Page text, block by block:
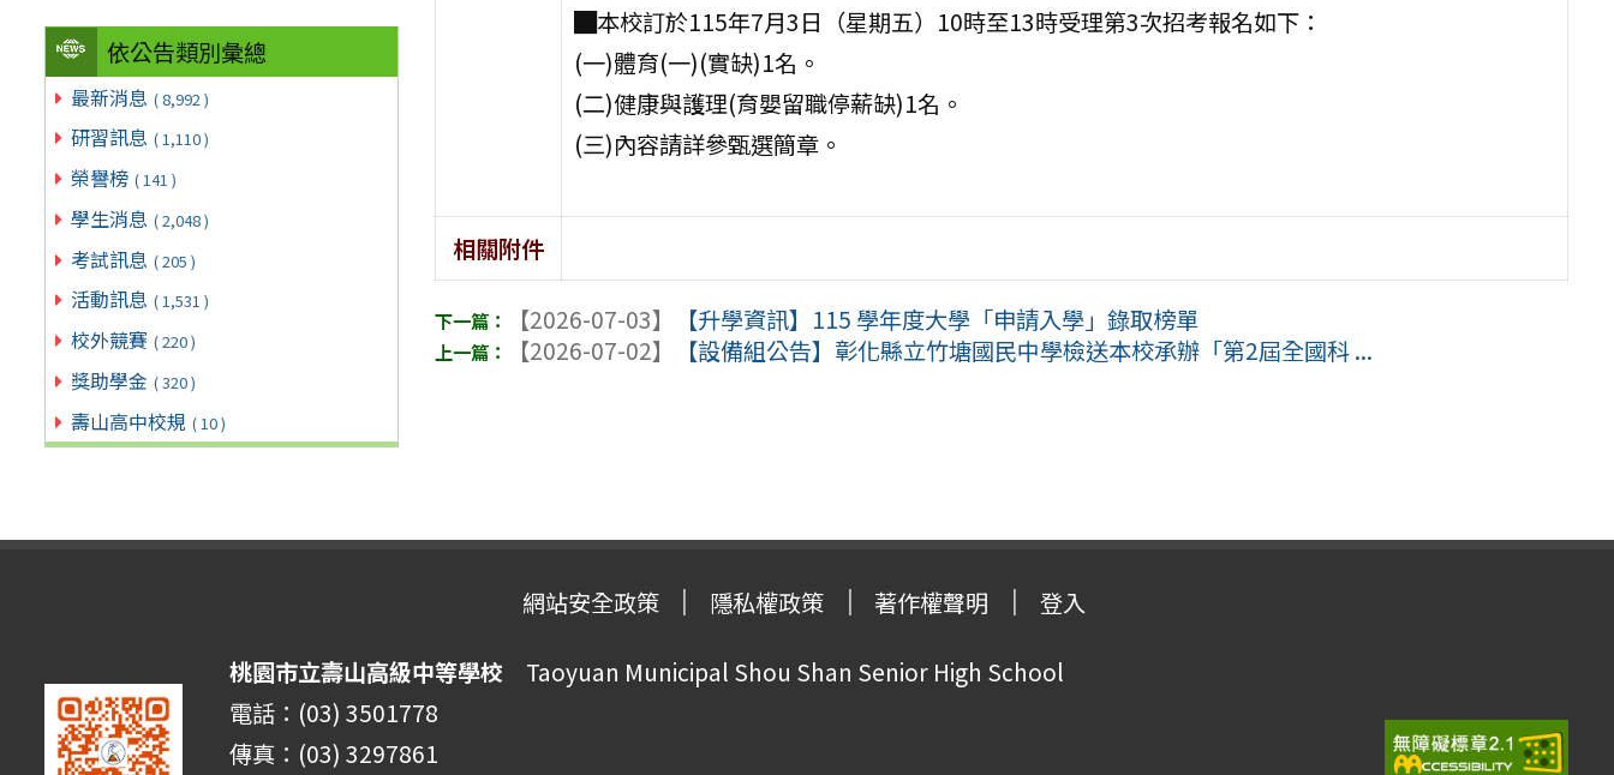
依公告類別彙總
最新消息 ( 8,992 )
研習訊息 ( 1,110 )
榮譽榜 ( 141 )
學生消息 ( 2,048 )
考試訊息 ( 205 )
活動訊息 ( 1,531 )
校外競賽 ( 220 )
獎助學金 ( 320 )
壽山高中校規 ( 10 )
█本校訂於115年7月3日（星期五）10時至13時受理第3次招考報名如下：
(一)體育(一)(實缺)1名。
(二)健康與護理(育嬰留職停薪缺)1名。
(三)內容請詳參甄選簡章。
相關附件
【2026-07-03】
【升學資訊】115 學年度大學「申請入學」錄取榜單
【2026-07-02】
【設備組公告】彰化縣立竹塘國民中學檢送本校承辦「第2屆全國科 ...
網站安全政策 隱私權政策 著作權聲明 登入
桃園市立壽山高級中等學校 Taoyuan Municipal Shou Shan Senior High School
電話：(03) 3501778
傳真：(03) 3297861